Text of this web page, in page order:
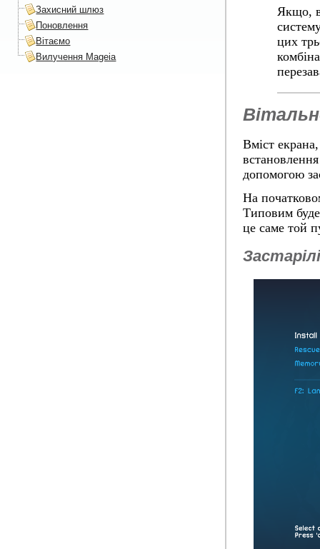
Якщо,
цих
Вміст
допомогою
На
Типовим
це саме той
Захисний шлюз
Поновлення
Вітаємо
Вилучення Mageia